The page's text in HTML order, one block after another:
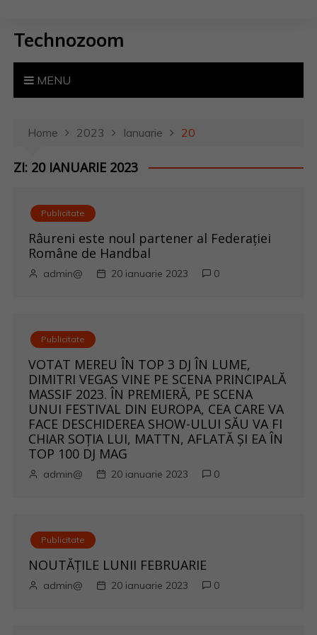
Technozoom
MENU
Home 2023 Ianuarie 20
ZI: 20 IANUARIE 2023
Publicitate
Râureni este noul partener al Federației
Române de Handbal
admin@ 20 ianuarie 2023 0
Publicitate
VOTAT MEREU ÎN TOP 3 DJ ÎN LUME,
DIMITRI VEGAS VINE PE SCENA PRINCIPALĂ
MASSIF 2023. ÎN PREMIERĂ, PE SCENA
UNUI FESTIVAL DIN EUROPA, CEA CARE VA
FACE DESCHIDEREA SHOW-ULUI SĂU VA FI
CHIAR SOȚIA LUI, MATTN, AFLATĂ ȘI EA ÎN
TOP 100 DJ MAG
admin@ 20 ianuarie 2023 0
Publicitate
NOUTĂȚILE LUNII FEBRUARIE
admin@ 20 ianuarie 2023 0